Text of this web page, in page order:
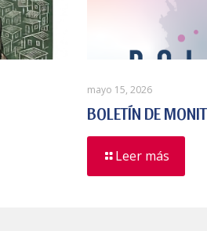
mayo 15, 2026
BOLETÍN DE
Leer más